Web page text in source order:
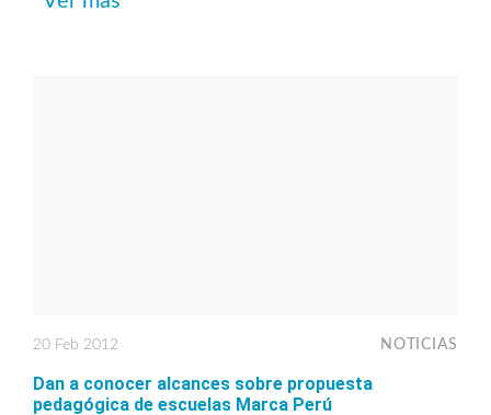
20 Feb 2012 NOTICIAS
Dan a conocer alcances sobre propuesta
pedagógica de escuelas Marca Perú